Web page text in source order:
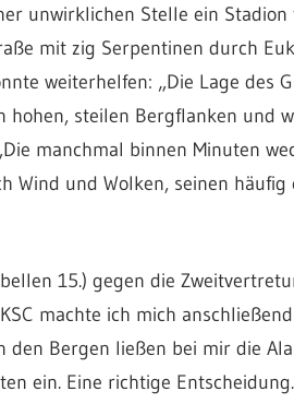
unwirklichen Stelle ein
mit zig Serpentinen durch
weiterhelfen: „Die Lage des
hohen, steilen Bergflanken und
manchmal binnen Minuten
Wind und Wolken, seinen
15.) gegen die
machte ich mich
den Bergen ließen bei mir die
ein. Eine richtige